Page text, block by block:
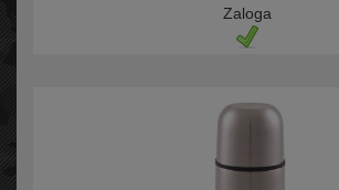
Zaloga